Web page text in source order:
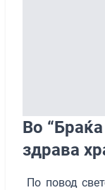
Во
здрава
По повод